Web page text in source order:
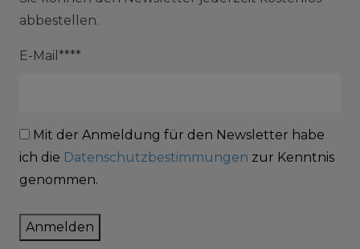
abbestellen.
E-Mail****
Mit der Anmeldung für den Newsletter habe
ich die Datenschutzbestimmungen zur Kenntnis
genommen.
Anmelden